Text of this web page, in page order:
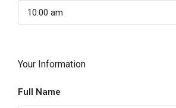
10:00 am
Your Information
Full Name